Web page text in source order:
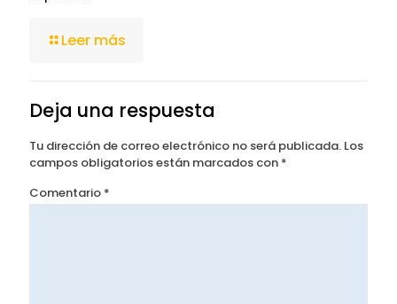
Leer más
Deja una respuesta
Tu dirección de correo electrónico no será publicada. Los
campos obligatorios están marcados con *
Comentario *